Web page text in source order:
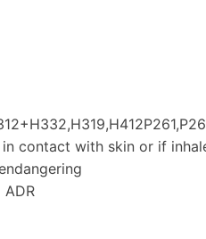
contact with skin or if